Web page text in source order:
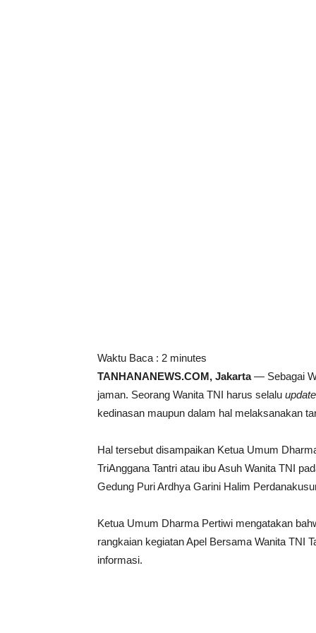
Waktu Baca : 2 minutes
TANHANANEWS.COM, Jakarta— Sebagai
jaman. Seorang Wanita TNI harus selalu update
kedinasan maupun dalam hal melaksanakan
Hal tersebut disampaikan Ketua Umum
TriAnggana Tantri atau ibu Asuh Wanita TNI
Gedung Puri Ardhya Garini Halim
Ketua Umum Dharma Pertiwi mengatakan
rangkaian kegiatan Apel Bersama Wanita TNI
informasi.